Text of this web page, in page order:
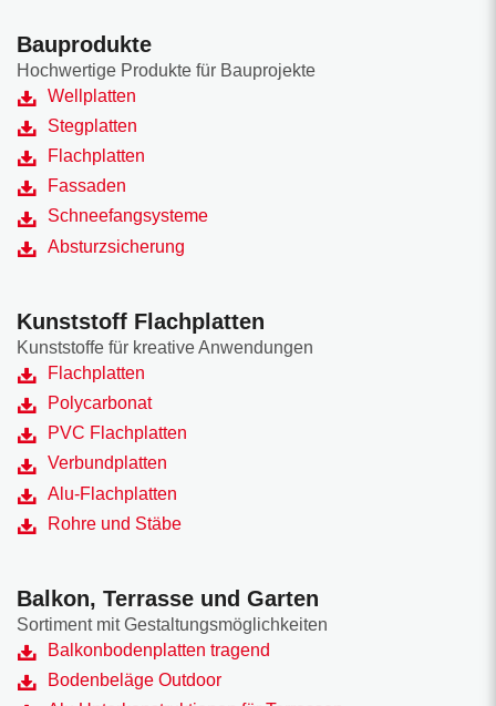
Bauprodukte
Hochwertige Produkte für Bauprojekte
Wellplatten
Stegplatten
Flachplatten
Fassaden
Schneefangsysteme
Absturzsicherung
Kunststoff Flachplatten
Kunststoffe für kreative Anwendungen
Flachplatten
Polycarbonat
PVC Flachplatten
Verbundplatten
Alu-Flachplatten
Rohre und Stäbe
Balkon, Terrasse und Garten
Sortiment mit Gestaltungsmöglichkeiten
Balkonbodenplatten tragend
Bodenbeläge Outdoor